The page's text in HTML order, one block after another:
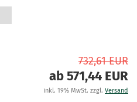
732,61 EUR
ab 571,44 EUR
inkl. 19% MwSt. zzgl. Versand